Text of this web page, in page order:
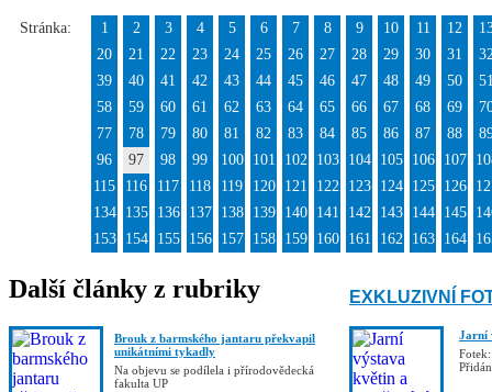
Stránka: 1 2 3 4 5 6 7 8 9 10 11 12
20
21 22 23 24 25 26 27 28 29 30 31
39
40 41 42 43 44 45 46 47 48 49 50
58
59 60 61 62 63 64 65 66 67 68 69
77
78 79 80 81 82 83 84 85 86 87 88
96
97 98 99 100 101 102 103 104 105 106 107
115
116 117 118 119 120 121 122 123 124 125 126
134
135 136 137 138 139 140 141 142 143 144 145
153
154 155 156 157 158 159 160 161 162 163 164
Další články z rubriky
Brouk z barmského jantaru překvapil
unikátními tykadly
Na objevu se podílela i přírodovědecká
fakulta UP
EXKLUZIVNÍ
Jarní